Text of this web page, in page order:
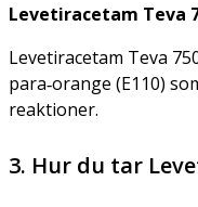
Levetiracetam Teva
Levetiracetam Teva
para‑orange (E110)
reaktioner.
3. Hur du tar